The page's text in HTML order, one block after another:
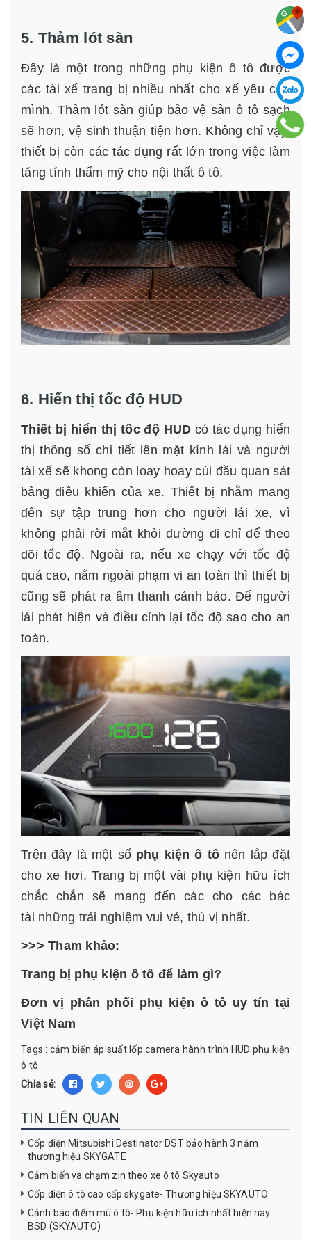
5. Thảm lót sàn
Đây là một trong những phụ kiện ô tô được
các tài xế trang bị nhiều nhất cho xế yêu của
mình. Thảm lót sàn giúp bảo vệ sản ô tô sạch
sẽ hơn, vệ sinh thuận tiện hơn. Không chỉ vậy,
thiết bị còn các tác dụng rất lớn trong việc làm
tăng tính thẩm mỹ cho nội thất ô tô.
6. Hiển thị tốc độ HUD
Thiết bị hiển thị tốc độ HUD có tác dụng hiển
thị thông số chi tiết lên mặt kính lái và người
tài xế sẽ khong còn loay hoay cúi đầu quan sát
bảng điều khiển của xe. Thiết bị nhằm mang
đến sự tập trung hơn cho người lái xe, vì
không phải rời mắt khỏi đường đi chỉ để theo
dõi tốc độ. Ngoài ra, nếu xe chạy với tốc độ
quá cao, nằm ngoài phạm vi an toàn thì thiết bị
cũng sẽ phát ra âm thanh cảnh báo. Để người
lái phát hiện và điều cỉnh lại tốc độ sao cho an
toàn.
Trên đây là một số phụ kiện ô tô nên lắp đặt
cho xe hơi. Trang bị một vài phụ kiện hữu ích
chắc chắn sẽ mang đến các cho các bác
tài những trải nghiệm vui vẻ, thú vị nhất.
>>> Tham khảo:
Trang bị phụ kiện ô tô để làm gì?
Đơn vị phân phối phụ kiện ô tô uy tín tại
Việt Nam
Tags : cảm biến áp suất lốp camera hành trình HUD phụ kiện
ô tô
Chia sẻ:
TIN LIÊN QUAN
Cốp điện Mitsubishi Destinator DST bảo hành 3 năm
thương hiệu SKYGATE
Cảm biến va chạm zin theo xe ô tô Skyauto
Cốp điện ô tô cao cấp skygate- Thương hiệu SKYAUTO
Cảnh báo điểm mù ô tô- Phụ kiện hữu ích nhất hiện nay
BSD (SKYAUTO)